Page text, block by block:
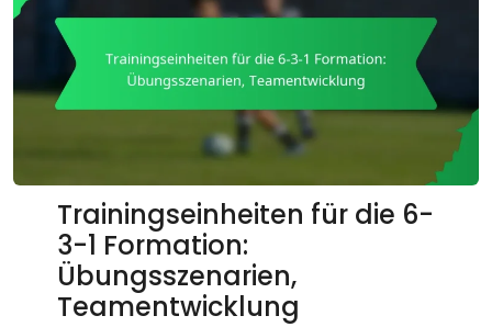
Trainingseinheiten für die 6-
3-1 Formation:
Übungsszenarien,
Teamentwicklung